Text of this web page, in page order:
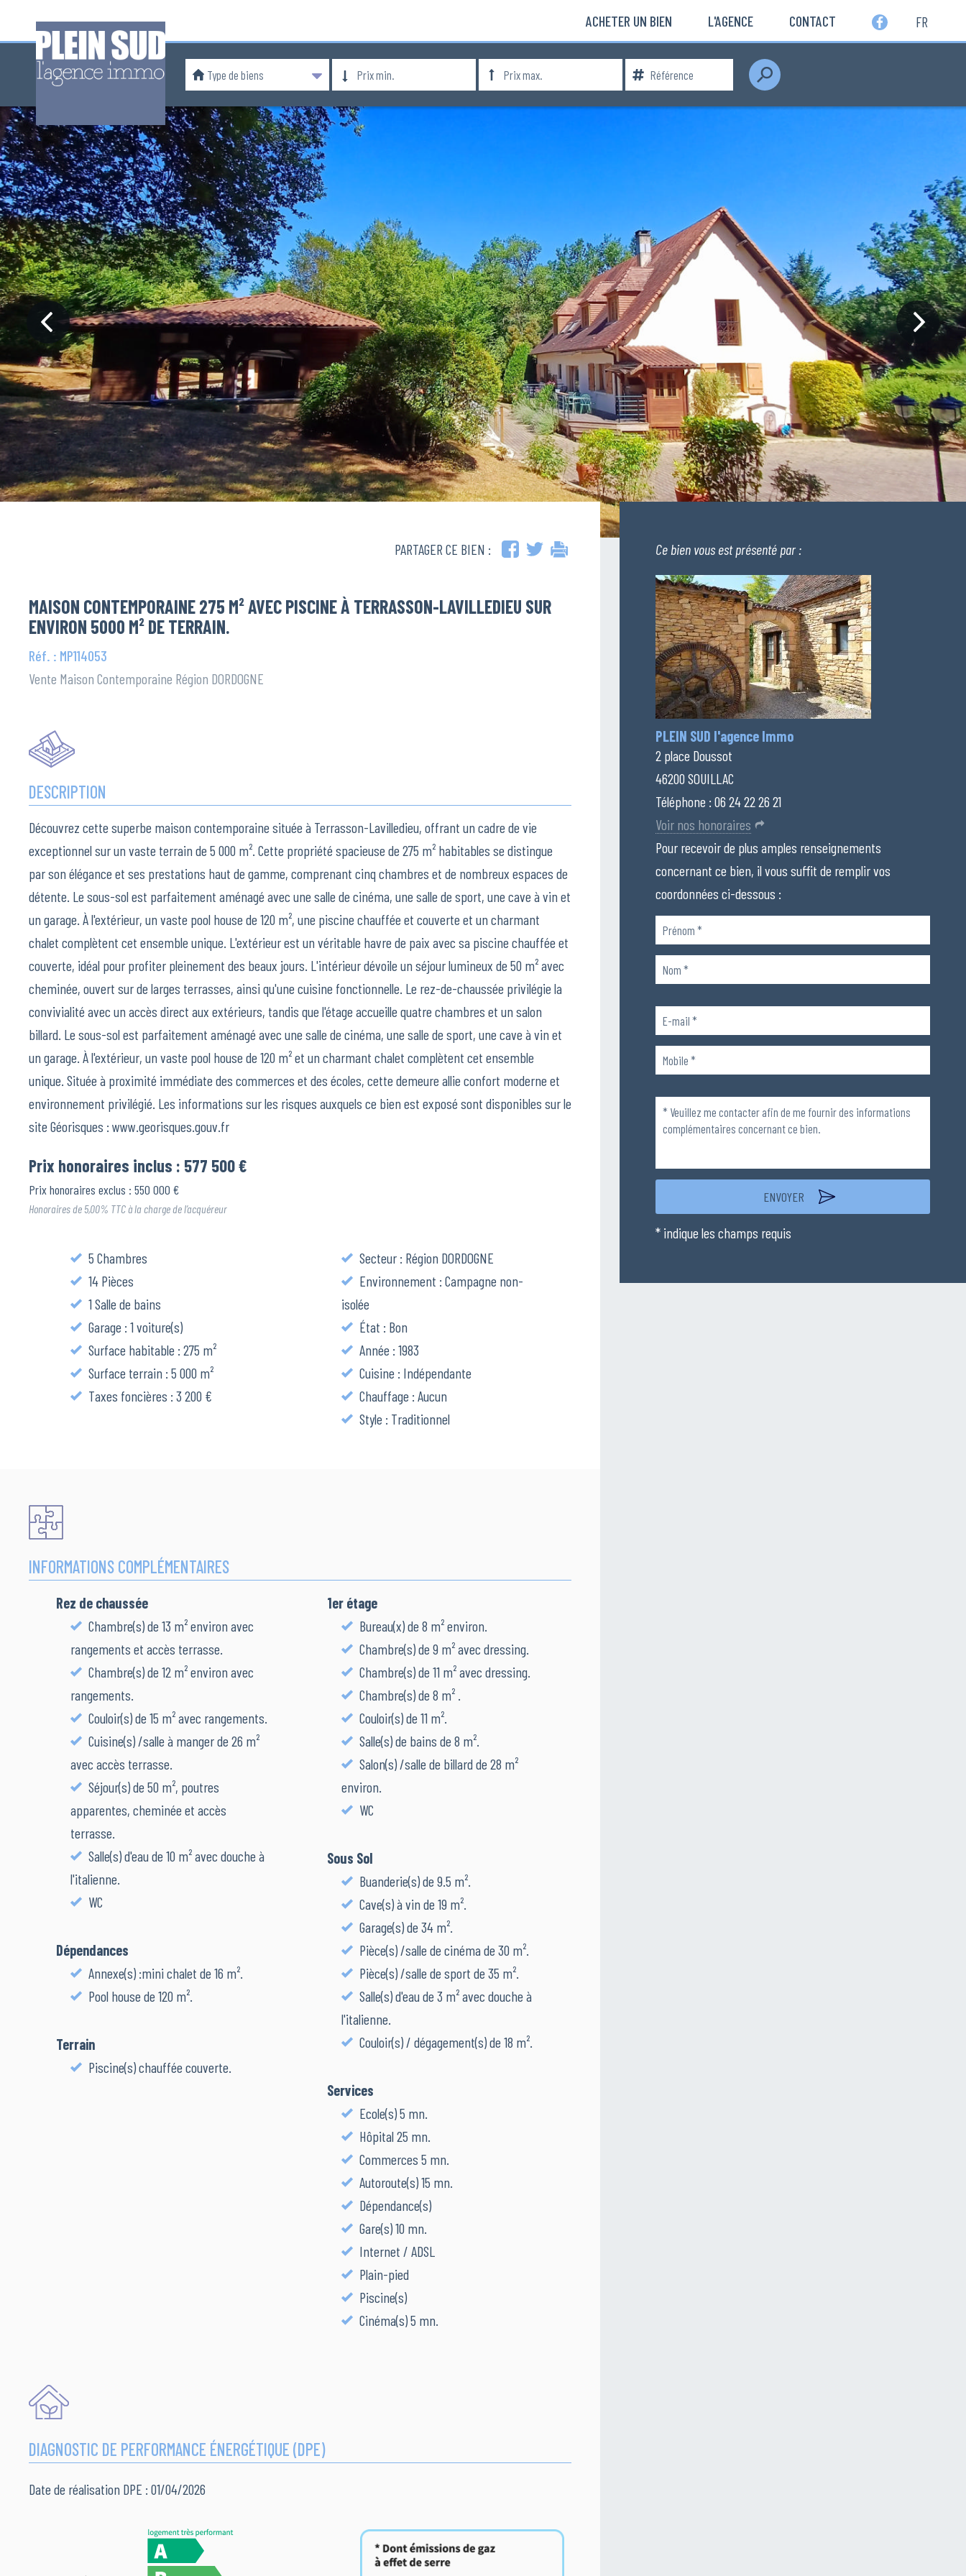
ACHETER UN BIEN L'AGENCE CONTACT FR
Rechercher
PARTAGER CE BIEN :
MAISON CONTEMPORAINE 275 M² AVEC PISCINE À TERRASSON-LAVILLEDIEU SUR
ENVIRON 5000 M² DE TERRAIN.
Réf. : MP114053
Vente Maison Contemporaine Région DORDOGNE
DESCRIPTION
Découvrez cette superbe maison contemporaine située à Terrasson-Lavilledieu, offrant un cadre de vie
exceptionnel sur un vaste terrain de 5 000 m². Cette propriété spacieuse de 275 m² habitables se distingue
par son élégance et ses prestations haut de gamme, comprenant cinq chambres et de nombreux espaces de
détente. Le sous-sol est parfaitement aménagé avec une salle de cinéma, une salle de sport, une cave à vin et
un garage. À l'extérieur, un vaste pool house de 120 m², une piscine chauffée et couverte et un charmant
chalet complètent cet ensemble unique. L'extérieur est un véritable havre de paix avec sa piscine chauffée et
couverte, idéal pour profiter pleinement des beaux jours. L'intérieur dévoile un séjour lumineux de 50 m² avec
cheminée, ouvert sur de larges terrasses, ainsi qu'une cuisine fonctionnelle. Le rez-de-chaussée privilégie la
convivialité avec un accès direct aux extérieurs, tandis que l'étage accueille quatre chambres et un salon
billard. Le sous-sol est parfaitement aménagé avec une salle de cinéma, une salle de sport, une cave à vin et
un garage. À l'extérieur, un vaste pool house de 120 m² et un charmant chalet complètent cet ensemble
unique. Située à proximité immédiate des commerces et des écoles, cette demeure allie confort moderne et
environnement privilégié. Les informations sur les risques auxquels ce bien est exposé sont disponibles sur le
site Géorisques : www.georisques.gouv.fr
Prix honoraires inclus : 577 500 €
Prix honoraires exclus : 550 000 €
Honoraires de 5,00% TTC à la charge de l’acquéreur
5 Chambres
14 Pièces
1 Salle de bains
Garage : 1 voiture(s)
Surface habitable : 275 m²
Surface terrain : 5 000 m²
Taxes foncières : 3 200 €
Secteur : Région DORDOGNE
Environnement : Campagne non-
isolée
État : Bon
Année : 1983
Cuisine : Indépendante
Chauffage : Aucun
Style : Traditionnel
INFORMATIONS COMPLÉMENTAIRES
Rez de chaussée
Chambre(s) de 13 m² environ avec
rangements et accès terrasse.
Chambre(s) de 12 m² environ avec
rangements.
Couloir(s) de 15 m² avec rangements.
Cuisine(s) /salle à manger de 26 m²
avec accès terrasse.
Séjour(s) de 50 m², poutres
apparentes, cheminée et accès
terrasse.
Salle(s) d'eau de 10 m² avec douche à
l'italienne.
WC
Dépendances
Annexe(s) :mini chalet de 16 m².
Pool house de 120 m².
Terrain
Piscine(s) chauffée couverte.
1er étage
Bureau(x) de 8 m² environ.
Chambre(s) de 9 m² avec dressing.
Chambre(s) de 11 m² avec dressing.
Chambre(s) de 8 m² .
Couloir(s) de 11 m².
Salle(s) de bains de 8 m².
Salon(s) /salle de billard de 28 m²
environ.
WC
Sous Sol
Buanderie(s) de 9.5 m².
Cave(s) à vin de 19 m².
Garage(s) de 34 m².
Pièce(s) /salle de cinéma de 30 m².
Pièce(s) /salle de sport de 35 m².
Salle(s) d'eau de 3 m² avec douche à
l'italienne.
Couloir(s) / dégagement(s) de 18 m².
Services
Ecole(s) 5 mn.
Hôpital 25 mn.
Commerces 5 mn.
Autoroute(s) 15 mn.
Dépendance(s)
Gare(s) 10 mn.
Internet / ADSL
Plain-pied
Piscine(s)
Cinéma(s) 5 mn.
DIAGNOSTIC DE PERFORMANCE ÉNERGÉTIQUE (DPE)
Date de réalisation DPE : 01/04/2026
Ce bien vous est présenté par :
PLEIN SUD l'agence Immo
2 place Doussot
46200 SOUILLAC
Téléphone : 06 24 22 26 21
Voir nos honoraires
Pour recevoir de plus amples renseignements
concernant ce bien, il vous suffit de remplir vos
coordonnées ci-dessous :
Veuillez
laisser
ce
champ
vide.
Veuillez
laisser
champ
* indique les champs requis